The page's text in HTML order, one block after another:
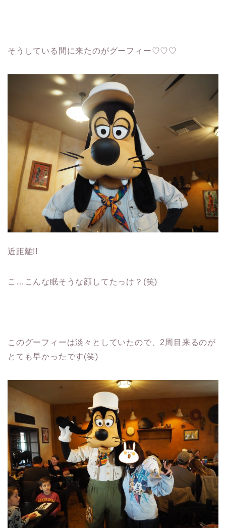
そうしている間に来たのがグーフィー♡♡♡
近距離!!
こ…こんな眠そうな顔してたっけ？(笑)
このグーフィーは淡々としていたので、2周目来るのが
とても早かったです(笑)